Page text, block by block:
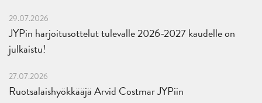
29.07.2026
JYPin harjoitusottelut tulevalle 2026-2027 kaudelle on
julkaistu!
27.07.2026
Ruotsalaishyökkääjä Arvid Costmar JYPiin